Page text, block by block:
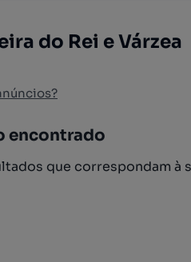
do Rei e Várzea
encontrado
que correspondam à